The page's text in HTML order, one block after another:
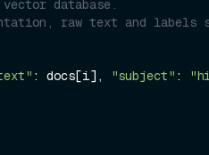
database.
raw text and labels
: docs[i], "subject" :